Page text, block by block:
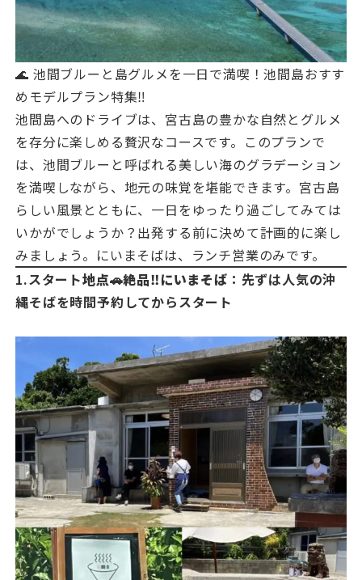
🌊 池間ブルーと島グルメを一日で満喫！池間島おすす
めモデルプラン特集‼️
池間島へのドライブは、宮古島の豊かな自然とグルメ
を存分に楽しめる贅沢なコースです。このプランで
は、池間ブルーと呼ばれる美しい海のグラデーション
を満喫しながら、地元の味覚を堪能できます。宮古島
らしい風景とともに、一日をゆったり過ごしてみては
いかがでしょうか？出発する前に決めて計画的に楽し
みましょう。にいまそばは、ランチ営業のみです。
1.スタート地点🚗絶品‼️にいまそば ：先ずは人気の沖
縄そばを時間予約してからスタート